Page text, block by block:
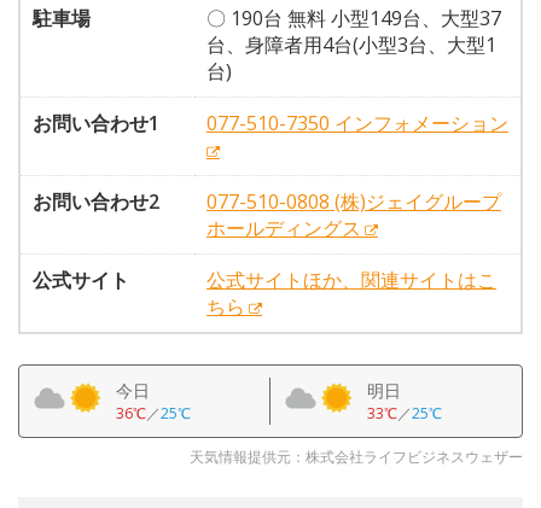
駐車場
〇 190台 無料 小型149台、大型37
台、身障者用4台(小型3台、大型1
台)
お問い合わせ1
077-510-7350 インフォメーション
お問い合わせ2
077-510-0808 (株)ジェイグループ
ホールディングス
公式サイト
公式サイトほか、関連サイトはこ
ちら
今日
36℃／25℃
明日
33℃／25℃
天気情報提供元：株式会社ライフビジネスウェザー